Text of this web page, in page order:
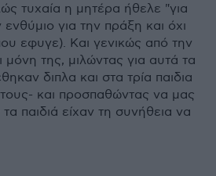
τυχαία η μητέρα ήθελε "για
για την πράξη και όχι
εφυγε). Και γενικώς από την
της, μιλώντας για αυτά τα
διπλα και στα τρία παιδια
και προσπαθώντας να μας
παιδιά είχαν τη συνήθεια να